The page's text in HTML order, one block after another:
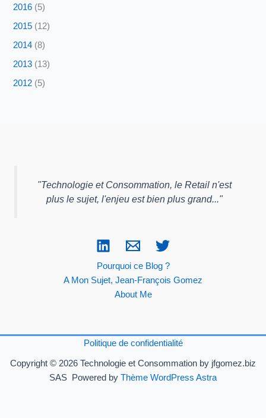
2016 (5)
2015 (12)
2014 (8)
2013 (13)
2012 (5)
"Technologie et Consommation, le Retail n'est
plus le sujet, l'enjeu est bien plus grand... "
Pourquoi ce Blog ?
A Mon Sujet, Jean-François Gomez
About Me
Politique de confidentialité
Copyright © 2026 Technologie et Consommation by jfgomez.biz
SAS Powered by Thème WordPress Astra